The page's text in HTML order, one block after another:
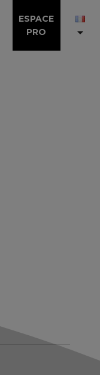
ESPACE
PRO
